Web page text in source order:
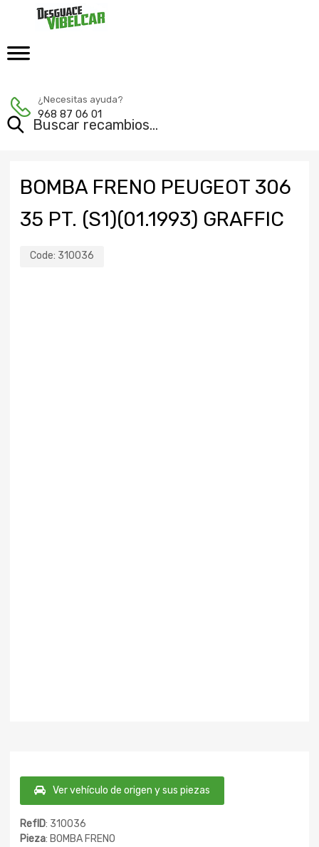
¿Necesitas ayuda?
968 87 06 01
BOMBA FRENO PEUGEOT 306
35 PT. (S1)(01.1993) GRAFFIC
Code: 310036
Ver vehículo de origen y sus piezas
RefID: 310036
Pieza: BOMBA FRENO